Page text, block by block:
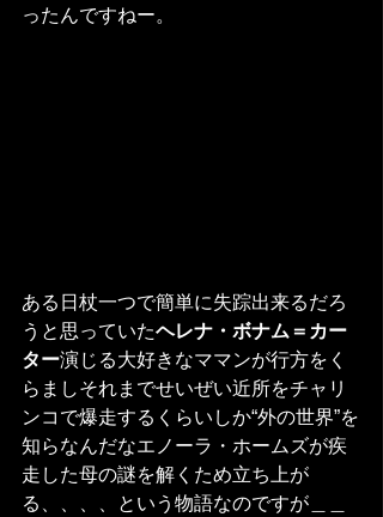
ったんですねー。
ある日杖一つで簡単に失踪出来るだろ
うと思っていたヘレナ・ボナム＝カー
ター演じる大好きなママンが行方をく
らましそれまでせいぜい近所をチャリ
ンコで爆走するくらいしか“外の世界”を
知らなんだなエノーラ・ホームズが疾
走した母の謎を解くため立ち上が
る、、、、という物語なのですが＿＿